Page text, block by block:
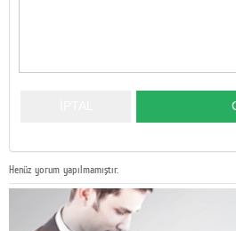
Henüz yorum yapılmamıştır.